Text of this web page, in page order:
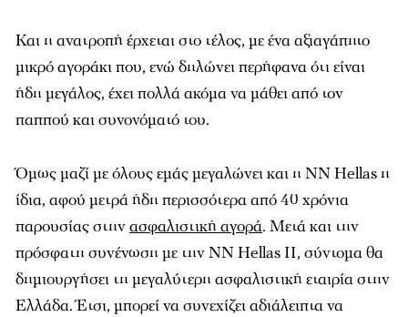
Και η ανατροπή έρχεται στο τέλος, με ένα αξιαγάπητο
μικρό αγοράκι που, ενώ δηλώνει περήφανα ότι είναι
ήδη μεγάλος, έχει πολλά ακόμα να μάθει από τον
παππού και συνονόματό του.
Όμως μαζί με όλους εμάς μεγαλώνει και η NN Hellas η
ίδια, αφού μετρά ήδη περισσότερα από 40 χρόνια
παρουσίας στηνασφαλιστική αγορά. Μετά και την
πρόσφατη συνένωση με την NN Hellas II, σύντομα θα
δημιουργήσει τη μεγαλύτερη ασφαλιστική εταιρία στην
Ελλάδα. Έτσι, μπορεί να συνεχίζει αδιάλειπτα να